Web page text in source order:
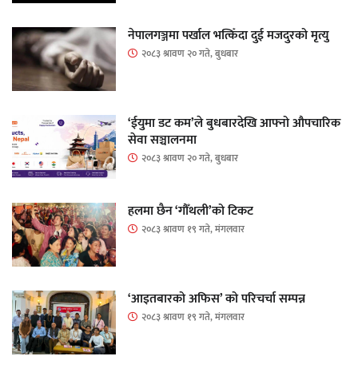
नेपालगञ्जमा पर्खाल भत्किँदा दुई मजदुरको मृत्यु
२०८३ श्रावण २० गते, बुधबार
‘ईयुमा डट कम’ले बुधबारदेखि आफ्नो औपचारिक
सेवा सञ्चालनमा
२०८३ श्रावण २० गते, बुधबार
हलमा छैन ‘गौँथली’को टिकट
२०८३ श्रावण १९ गते, मंगलवार
‘आइतबारको अफिस’ को परिचर्चा सम्पन्न
२०८३ श्रावण १९ गते, मंगलवार